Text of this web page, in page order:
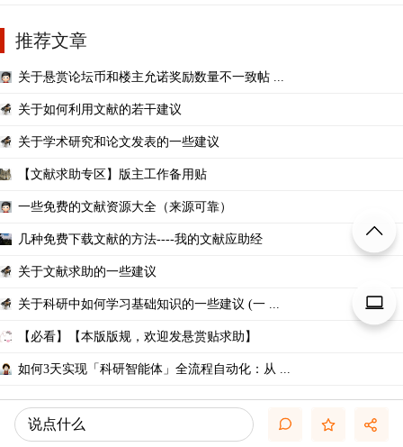
推荐文章
关于悬赏论坛币和楼主允诺奖励数量不一致帖 ...
关于如何利用文献的若干建议
关于学术研究和论文发表的一些建议
【文献求助专区】版主工作备用贴
一些免费的文献资源大全（来源可靠）
几种免费下载文献的方法----我的文献应助经
关于文献求助的一些建议
关于科研中如何学习基础知识的一些建议 (一 ...
【必看】【本版版规，欢迎发悬赏贴求助】
如何3天实现「科研智能体」全流程自动化：从 ...
说点什么